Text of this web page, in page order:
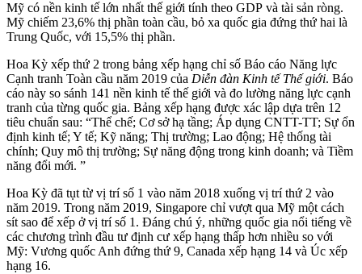
Mỹ có nền kinh tế lớn nhất thế giới tính theo GDP và tài sản ròng.
Mỹ chiếm 23,6% thị phần toàn cầu, bỏ xa quốc gia đứng thứ hai là
Trung Quốc, với 15,5% thị phần.
Hoa Kỳ xếp thứ 2 trong bảng xếp hạng chỉ số Báo cáo Năng lực
Cạnh tranh Toàn cầu năm 2019 của Diễn đàn Kinh tế Thế giới. Báo
cáo này so sánh 141 nền kinh tế thế giới và đo lường năng lực cạnh
tranh của từng quốc gia. Bảng xếp hạng được xác lập dựa trên 12
tiêu chuẩn sau: “Thể chế; Cơ sở hạ tầng; Áp dụng CNTT-TT; Sự ổn
định kinh tế; Y tế; Kỹ năng; Thị trường; Lao động; Hệ thống tài
chính; Quy mô thị trường; Sự năng động trong kinh doanh; và Tiềm
năng đổi mới. ”
Hoa Kỳ đã tụt từ vị trí số 1 vào năm 2018 xuống vị trí thứ 2 vào
năm 2019. Trong năm 2019, Singapore chỉ vượt qua Mỹ một cách
sít sao để xếp ở vị trí số 1. Đáng chú ý, những quốc gia nổi tiếng về
các chương trình đầu tư định cư xếp hạng thấp hơn nhiều so với
Mỹ: Vương quốc Anh đứng thứ 9, Canada xếp hạng 14 và Úc xếp
hạng 16.